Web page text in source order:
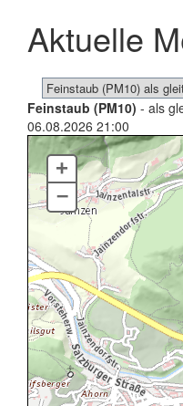
Aktuelle
Feinstaub (PM10) - als
06.08.2026 21:00
+
–